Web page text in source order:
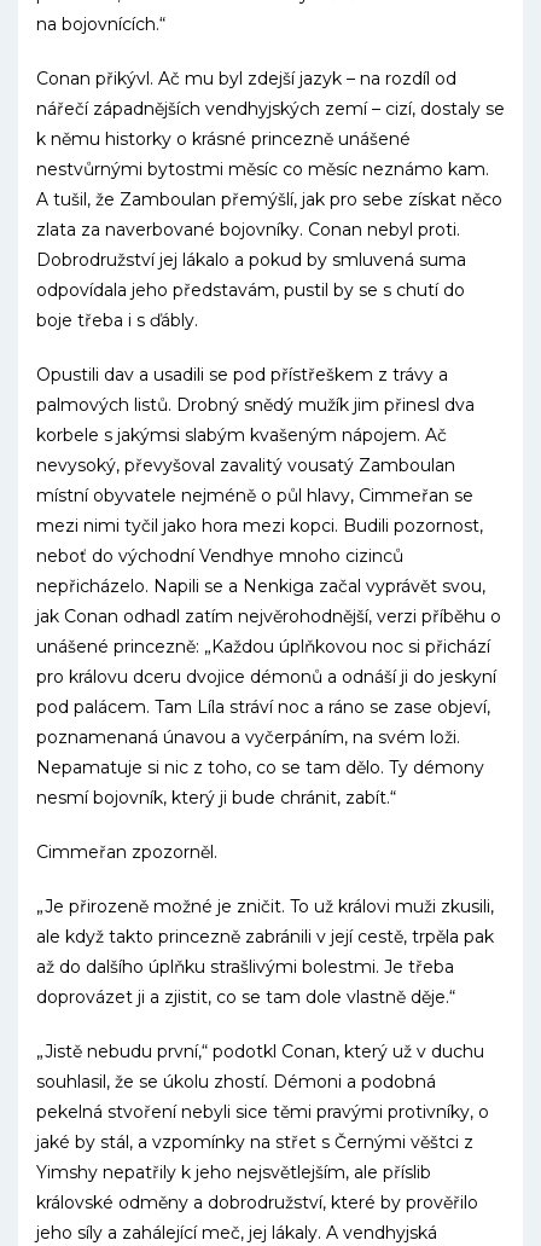
na bojovnících.“
Conan přikývl. Ač mu byl zdejší jazyk – na rozdíl od
nářečí západnějších vendhyjských zemí – cizí, dostaly se
k němu historky o krásné princezně unášené
nestvůrnými bytostmi měsíc co měsíc neznámo kam.
A tušil, že Zamboulan přemýšlí, jak pro sebe získat něco
zlata za naverbované bojovníky. Conan nebyl proti.
Dobrodružství jej lákalo a pokud by smluvená suma
odpovídala jeho představám, pustil by se s chutí do
boje třeba i s ďábly.
Opustili dav a usadili se pod přístřeškem z trávy a
palmových listů. Drobný snědý mužík jim přinesl dva
korbele s jakýmsi slabým kvašeným nápojem. Ač
nevysoký, převyšoval zavalitý vousatý Zamboulan
místní obyvatele nejméně o půl hlavy, Cimmeřan se
mezi nimi tyčil jako hora mezi kopci. Budili pozornost,
neboť do východní Vendhye mnoho cizinců
nepřicházelo. Napili se a Nenkiga začal vyprávět svou,
jak Conan odhadl zatím nejvěrohodnější, verzi příběhu o
unášené princezně: „Každou úplňkovou noc si přichází
pro královu dceru dvojice démonů a odnáší ji do jeskyní
pod palácem. Tam Líla stráví noc a ráno se zase objeví,
poznamenaná únavou a vyčerpáním, na svém loži.
Nepamatuje si nic z toho, co se tam dělo. Ty démony
nesmí bojovník, který ji bude chránit, zabít.“
Cimmeřan zpozorněl.
„Je přirozeně možné je zničit. To už královi muži zkusili,
ale když takto princezně zabránili v její cestě, trpěla pak
až do dalšího úplňku strašlivými bolestmi. Je třeba
doprovázet ji a zjistit, co se tam dole vlastně děje.“
„Jistě nebudu první,“ podotkl Conan, který už v duchu
souhlasil, že se úkolu zhostí. Démoni a podobná
pekelná stvoření nebyli sice těmi pravými protivníky, o
jaké by stál, a vzpomínky na střet s Černými věštci z
Yimshy nepatřily k jeho nejsvětlejším, ale příslib
královské odměny a dobrodružství, které by prověřilo
jeho síly a zahálející meč, jej lákaly. A vendhyjská